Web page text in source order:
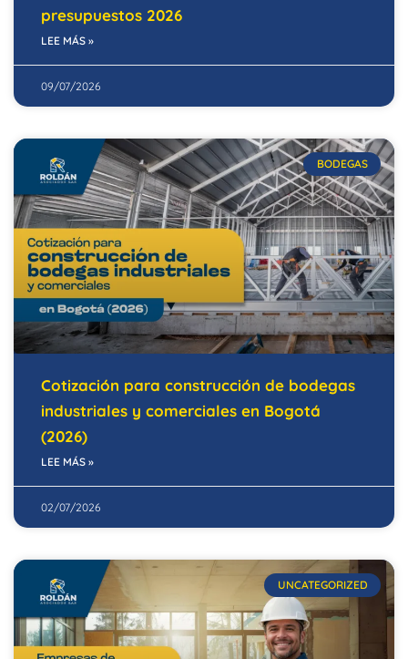
presupuestos 2026
LEE MÁS »
09/07/2026
BODEGAS
Cotización para construcción de bodegas
industriales y comerciales en Bogotá
(2026)
LEE MÁS »
02/07/2026
UNCATEGORIZED